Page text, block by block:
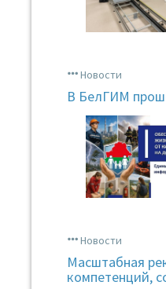
Новости
В БелГИМ
Новости
Масштабная
компетенций,